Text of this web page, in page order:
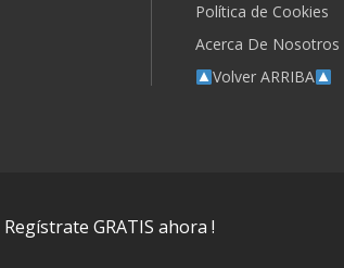
Política de Cookies
Acerca De Nosotros
Volver ARRIBA
Regístrate GRATIS ahora !